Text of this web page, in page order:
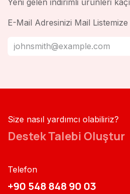
E-Mail Adresinizi Mail Listemize
Size nasıl yardımcı olabiliriz?
Destek Talebi Oluştur
Telefon
+90 548 848 90 03​​